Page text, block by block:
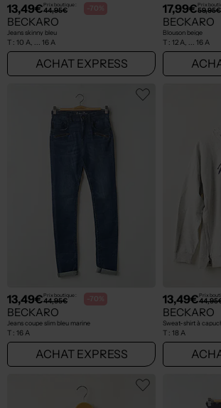
13,49€Prix boutique :
44,95€ -70%
BECKARO
Jeans skinny bleu
T : 10 A, ... 16 A
ACHAT EXPRESS
17,99€Prix
59,95€
BECKARO
Blouson beige
T : 12 A, ... 16 A
13,49€Prix boutique :
44,95€ -70%
BECKARO
Jeans coupe slim bleu marine
T : 16 A
ACHAT EXPRESS
13,49€Prix
BECKARO
Sweat-shirt à
T : 18 A